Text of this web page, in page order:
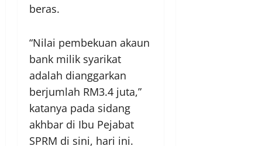
beras.
“Nilai pembekuan akaun
bank milik syarikat
adalah dianggarkan
berjumlah RM3.4 juta,”
katanya pada sidang
akhbar di Ibu Pejabat
SPRM di sini, hari ini.